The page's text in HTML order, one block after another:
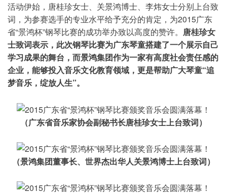
活动伊始，唐桂珍女士、关景鸿博士、李炜女士分别上台致
词，为参赛选手的专业水平给予充分的肯定，为2015广东
省“景鸿杯”钢琴比赛的成功举办致以高度的赞许。 唐桂珍女
士致词表示，此次钢琴比赛为广东琴童搭建了一个展示自己
学习成果的舞台，而景鸿集团作为一家有高度社会责任感的
企业，能够投入音乐文化教育领域，更是帮助广大琴童“追
梦音乐，绽放人生”。
（广东省音乐家协会副秘书长唐桂珍女士上台致词）
（景鸿集团董事长、世界杰出华人关景鸿博士上台致词）